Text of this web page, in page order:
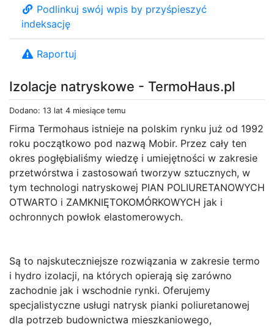
Izolacje natryskowe - TermoHaus.pl
Dodano: 13 lat 4 miesiące temu
Firma Termohaus istnieje na polskim rynku już od 1992
roku początkowo pod nazwą Mobir. Przez cały ten
okres pogłębialiśmy wiedzę i umiejętności w zakresie
przetwórstwa i zastosowań tworzyw sztucznych, w
tym technologi natryskowej PIAN POLIURETANOWYCH
OTWARTO i ZAMKNIĘTOKOMÓRKOWYCH jak i
ochronnych powłok elastomerowych.
Są to najskuteczniejsze rozwiązania w zakresie termo
i hydro izolacji, na których opierają się zarówno
zachodnie jak i wschodnie rynki. Oferujemy
specjalistyczne usługi natrysk pianki poliuretanowej
dla potrzeb budownictwa mieszkaniowego,
Podlinkuj swój wpis by przyśpieszyć
indeksację
Raportuj